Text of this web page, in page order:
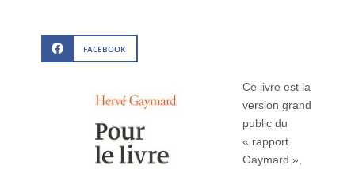
FACEBOOK
Ce livre est la
version grand
public du
« rapport
Gaymard »,